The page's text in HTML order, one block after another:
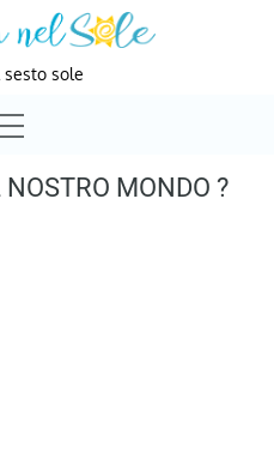
sole
MONDO ?